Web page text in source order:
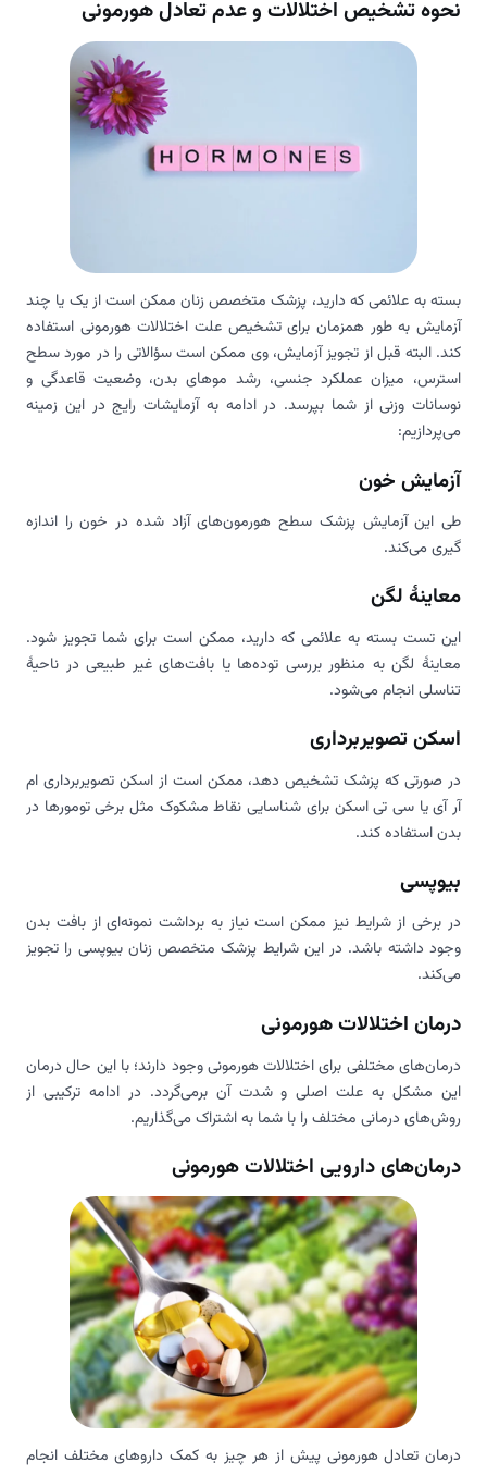
نحوه تشخیص اختلالات و عدم تعادل هورمونی
بسته به علائمی که دارید، پزشک متخصص زنان ممکن است از یک یا چند
آزمایش به طور همزمان برای تشخیص علت اختلالات هورمونی استفاده
کند. البته قبل از تجویز آزمایش، وی ممکن است سؤالاتی را در مورد سطح
استرس، میزان عملکرد جنسی، رشد موهای بدن، وضعیت قاعدگی و
نوسانات وزنی از شما بپرسد. در ادامه به آزمایشات رایج در این زمینه
می‌پردازیم:
آزمایش خون
طی این آزمایش پزشک سطح هورمون‌های آزاد شده در خون را اندازه
گیری می‌کند.
معاینۀ لگن
این تست بسته به علائمی که دارید، ممکن است برای شما تجویز شود.
معاینۀ لگن به منظور بررسی توده‌ها یا بافت‌های غیر طبیعی در ناحیۀ
تناسلی انجام می‌شود.
اسکن تصویربرداری
در صورتی که پزشک تشخیص دهد، ممکن است از اسکن تصویربرداری ام
آر آی یا سی تی اسکن برای شناسایی نقاط مشکوک مثل برخی تومورها در
بدن استفاده کند.
بیوپسی
در برخی از شرایط نیز ممکن است نیاز به برداشت نمونه‌ای از بافت بدن
وجود داشته باشد. در این شرایط پزشک متخصص زنان بیوپسی را تجویز
می‌کند.
درمان اختلالات هورمونی
درمان‌های مختلفی برای اختلالات هورمونی وجود دارند؛ با این حال درمان
این مشکل به علت اصلی و شدت آن برمی‌گردد. در ادامه ترکیبی از
روش‌های درمانی مختلف را با شما به اشتراک می‌گذاریم.
درمان‌های دارویی اختلالات هورمونی
درمان تعادل هورمونی پیش از هر چیز به کمک داروهای مختلف انجام